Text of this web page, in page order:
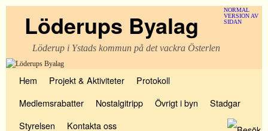
Löderups Byalag
Löderup i Ystads kommun på det vackra Österlen
NORMAL
VERSION AV
SIDAN
Hem Projekt & Aktiviteter
Protokoll
Medlemsrabatter
Nostalgitripp Övrigt i byn
Stadgar
Styrelsen
Kontakta oss